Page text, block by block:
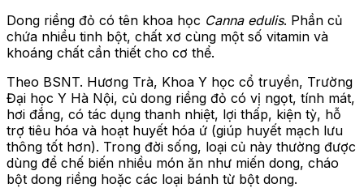
Dong riềng đỏ có tên khoa học Canna edulis. Phần củ
chứa nhiều tinh bột, chất xơ cùng một số vitamin và
khoáng chất cần thiết cho cơ thể.
Theo BSNT. Hương Trà, Khoa Y học cổ truyền, Trường
Đại học Y Hà Nội, củ dong riềng đỏ có vị ngọt, tính mát,
hơi đắng, có tác dụng thanh nhiệt, lợi thấp, kiện tỳ, hỗ
trợ tiêu hóa và hoạt huyết hóa ứ (giúp huyết mạch lưu
thông tốt hơn). Trong đời sống, loại củ này thường được
dùng để chế biến nhiều món ăn như miến dong, cháo
bột dong riềng hoặc các loại bánh từ bột dong.